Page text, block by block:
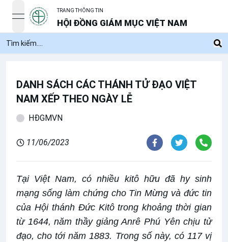
open navigation menu
TRANG THÔNG TIN
HỘI ĐỒNG GIÁM MỤC VIỆT NAM
DANH SÁCH CÁC THÁNH TỬ ĐẠO VIỆT
NAM XẾP THEO NGÀY LỄ
HĐGMVN
11/06/2023
Tại Việt Nam, có nhiều kitô hữu đã hy sinh
mạng sống làm chứng cho Tin Mừng và đức tin
của Hội thánh Đức Kitô trong khoảng thời gian
từ 1644, năm thầy giảng Anrê Phú Yên chịu tử
đạo, cho tới năm 1883. Trong số này, có 117 vị